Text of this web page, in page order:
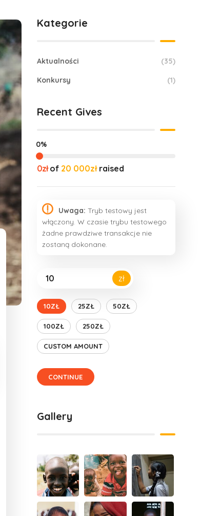
Kategorie
Aktualności (35)
Konkursy (1)
Recent Gives
0złof 20 000złraised
0%
Uwaga: Tryb testowy jest
włączony. W czasie trybu testowego
żadne prawdziwe transakcje nie
zostaną dokonane.
zł
10ZŁ 25ZŁ 50ZŁ
100ZŁ 250ZŁ
CUSTOM AMOUNT
CONTINUE
Gallery